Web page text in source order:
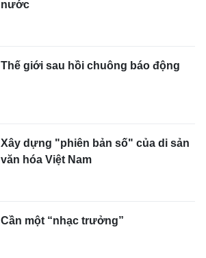
nước
Thế giới sau hồi chuông báo động
Xây dựng "phiên bản số" của di sản
văn hóa Việt Nam
Cần một “nhạc trưởng”